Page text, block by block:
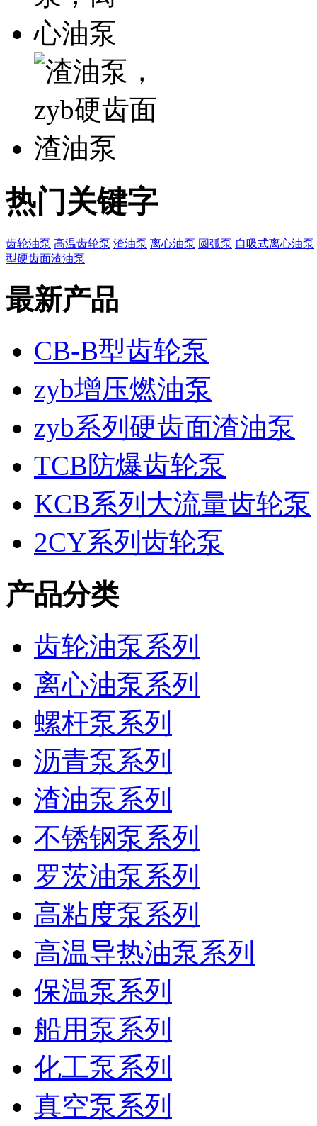
热门关键字
齿轮油泵 高温齿轮泵 渣油泵 离心油泵 圆弧泵 自吸式离心油泵
型硬齿面渣油泵
最新产品
CB-B型齿轮泵
zyb增压燃油泵
zyb系列硬齿面渣油泵
TCB防爆齿轮泵
KCB系列大流量齿轮泵
2CY系列齿轮泵
产品分类
齿轮油泵系列
离心油泵系列
螺杆泵系列
沥青泵系列
渣油泵系列
不锈钢泵系列
罗茨油泵系列
高粘度泵系列
高温导热油泵系列
保温泵系列
船用泵系列
化工泵系列
真空泵系列